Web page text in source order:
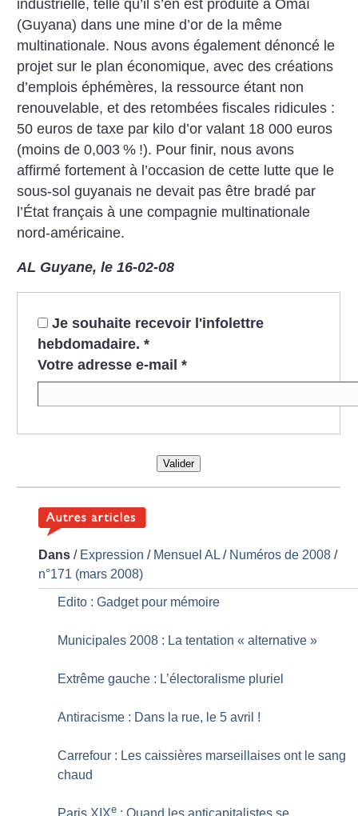
industrielle, telle qu’il s’en est produite à Omaï
(Guyana) dans une mine d’or de la même
multinationale. Nous avons également dénoncé le
projet sur le plan économique, avec des créations
d’emplois éphémères, la ressource étant non
renouvelable, et des retombées fiscales ridicules :
50 euros de taxe par kilo d’or valant 18 000 euros
(moins de 0,003 % !). Pour finir, nous avons
affirmé fortement à l’occasion de cette lutte que le
sous-sol guyanais ne devait pas être bradé par
l’État français à une compagnie multinationale
nord-américaine.
AL Guyane, le 16-02-08
Je souhaite recevoir l'infolettre
hebdomadaire. *
Votre adresse e-mail *
Valider
Dans / Expression / Mensuel AL / Numéros de 2008 /
n°171 (mars 2008)
Edito : Gadget pour mémoire
Municipales 2008 : La tentation « alternative »
Extrême gauche : L’électoralisme pluriel
Antiracisme : Dans la rue, le 5 avril !
Carrefour : Les caissières marseillaises ont le sang
chaud
Paris XIXe : Quand les anticapitalistes se